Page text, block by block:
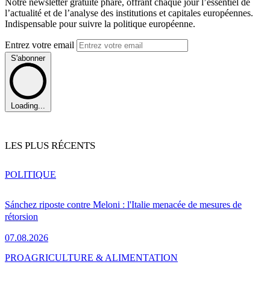
l’actualité et de l’analyse des institutions et capitales européennes.
Indispensable pour suivre la politique européenne.
Entrez votre email
S'abonner
Loading...
LES PLUS RÉCENTS
Sánchez riposte contre Meloni : l'Italie menacée de mesures de
rétorsion
07.08.2026
POLITIQUE
PROAGRICULTURE & ALIMENTATION